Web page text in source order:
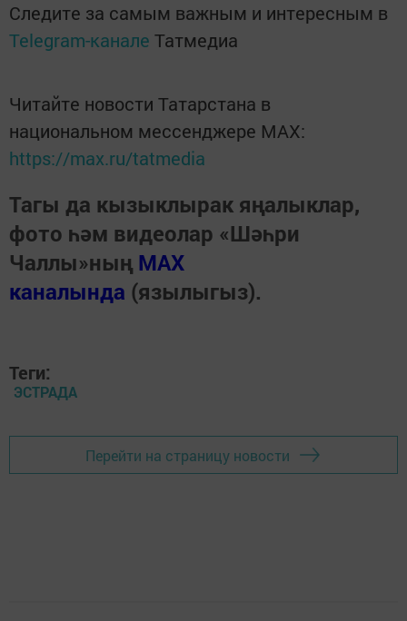
Следите за самым важным и интересным в
Telegram-канале Татмедиа
Читайте новости Татарстана в
национальном мессенджере MАХ:
https://max.ru/tatmedia
Тагы да кызыклырак яңалыклар,
фото һәм видеолар «Шәһри
Чаллы»ның MAX
каналында (язылыгыз).
Теги:
ЭСТРАДА
Перейти на страницу новости